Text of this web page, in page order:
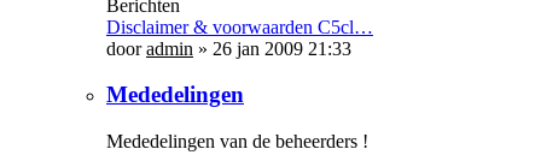
Berichten
Disclaimer & voorwaarden C5cl…
dooradmin » 26 jan 2009 21:33
Mededelingen
Mededelingen van de beheerders !